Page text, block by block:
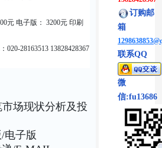
元 电子版： 3200元 印刷
020-28163513 13828428367
市场现状分析及投
电子版
订购邮
箱
联系QQ
微
信:fu13686